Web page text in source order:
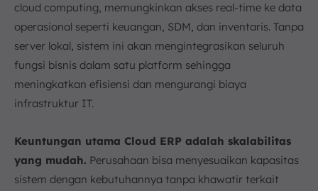
cloud computing, memungkinkan akses real-time ke data
operasional seperti keuangan, SDM, dan inventaris. Tanpa
server lokal, sistem ini akan mengintegrasikan seluruh
fungsi bisnis dalam satu platform sehingga
meningkatkan efisiensi dan mengurangi biaya
infrastruktur IT.
Keuntungan utama Cloud ERP adalah skalabilitas
yang mudah. Perusahaan bisa menyesuaikan kapasitas
sistem dengan kebutuhannya tanpa khawatir terkait